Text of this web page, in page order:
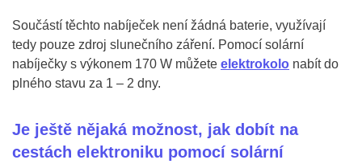
Součástí těchto nabíječek není žádná baterie, využívají
tedy pouze zdroj slunečního záření. Pomocí solární
nabíječky s výkonem 170 W můžete elektrokolo nabít do
plného stavu za 1 – 2 dny.
Je ještě nějaká možnost, jak dobít na
cestách elektroniku pomocí solární